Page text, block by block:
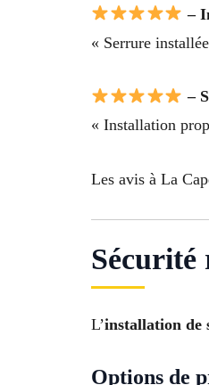
–
« Serrure
–
« Installation
Les avis à La
Sécurité
L’installation de
Options de